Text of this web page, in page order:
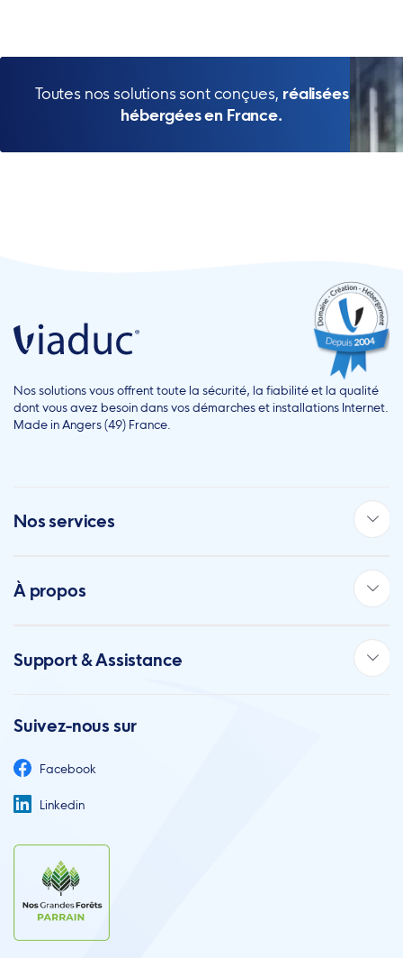
Toutes nos solutions sont conçues, réalisées et
hébergées en France.
Nos solutions vous offrent toute la sécurité, la fiabilité et la qualité
dont vous avez besoin dans vos démarches et installations Internet.
Made in Angers (49) France.
Nos services
À propos
Support & Assistance
Suivez-nous sur
Facebook
Linkedin